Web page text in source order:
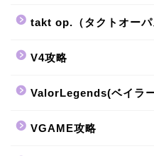
takt op.（タクトオーパ
V4攻略
ValorLegends(ベイラ
VGAME攻略